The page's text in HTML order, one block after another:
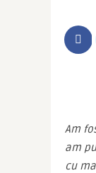
Am
am
cu